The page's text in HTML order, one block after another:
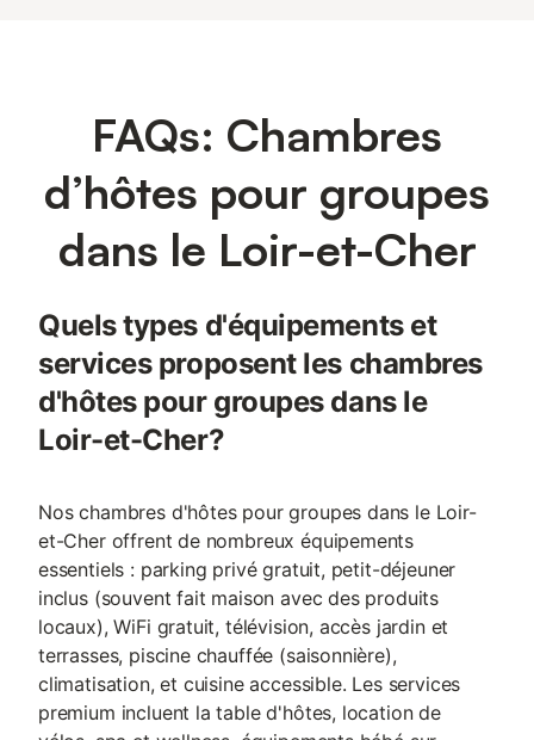
FAQs: Chambres
d’hôtes pour groupes
dans le Loir-et-Cher
Quels types d'équipements et
services proposent les chambres
d'hôtes pour groupes dans le
Loir-et-Cher?
Nos chambres d'hôtes pour groupes dans le Loir-
et-Cher offrent de nombreux équipements
essentiels : parking privé gratuit, petit-déjeuner
inclus (souvent fait maison avec des produits
locaux), WiFi gratuit, télévision, accès jardin et
terrasses, piscine chauffée (saisonnière),
climatisation, et cuisine accessible. Les services
premium incluent la table d'hôtes, location de